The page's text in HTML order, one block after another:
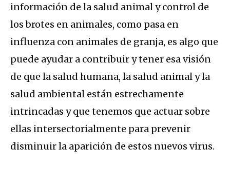
información de la salud animal y control de
los brotes en animales, como pasa en
influenza con animales de granja, es algo que
puede ayudar a contribuir y tener esa visión
de que la salud humana, la salud animal y la
salud ambiental están estrechamente
intrincadas y que tenemos que actuar sobre
ellas intersectorialmente para prevenir
disminuir la aparición de estos nuevos virus.